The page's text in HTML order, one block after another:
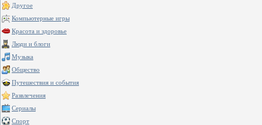
Другое
Компьютерные игры
Красота и здоровье
Люди и блоги
Музыка
Общество
Путешествия и события
Развлечения
Сериалы
Спорт